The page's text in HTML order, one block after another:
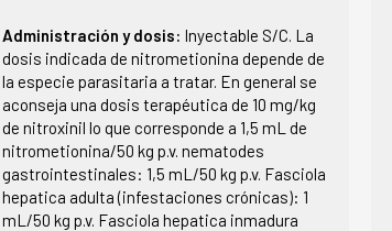
Administración y dosis: Inyectable S/C. La
dosis indicada de nitrometionina depende de
la especie parasitaria a tratar. En general se
aconseja una dosis terapéutica de 10 mg/kg
de nitroxinil lo que corresponde a 1,5 mL de
nitrometionina/50 kg p.v. nematodes
gastrointestinales: 1,5 mL/50 kg p.v. Fasciola
hepatica adulta (infestaciones crónicas): 1
mL/50 kg p.v. Fasciola hepatica inmadura